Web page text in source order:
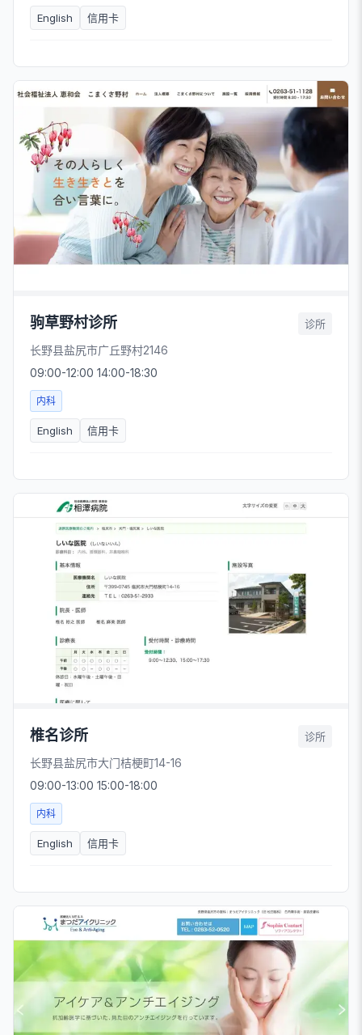
English 信用卡
驹草野村诊所 诊所
长野县盐尻市广丘野村2146
09:00-12:00 14:00-18:30
内科
English 信用卡
椎名诊所 诊所
长野县盐尻市大门桔梗町14-16
09:00-13:00 15:00-18:00
内科
English 信用卡